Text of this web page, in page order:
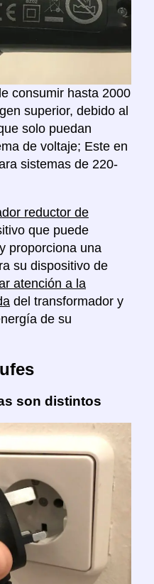
consumir hasta 2000
superior, debido al
solo puedan
de voltaje; Este en
sistemas de 220-
reductor de
que puede
proporciona una
su dispositivo de
atención a la
del transformador y
de su
son distintos